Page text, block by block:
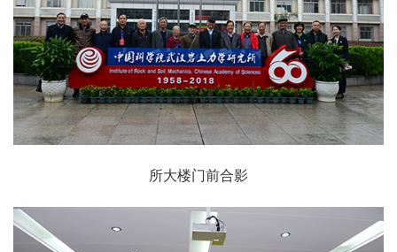
所大楼门前合影